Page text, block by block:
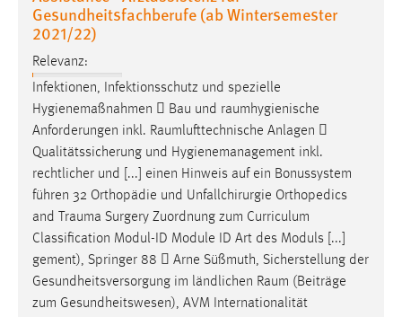
Gesundheitsfachberufe (ab Wintersemester
2021/22)
Relevanz:
Infektionen, Infektionsschutz und spezielle
Hygienemaßnahmen  Bau und raumhygienische
Anforderungen inkl. Raumlufttechnische Anlagen 
Qualitätssicherung und Hygienemanagement inkl.
rechtlicher und [...] einen Hinweis auf ein Bonussystem
führen 32 Orthopädie und Unfallchirurgie Orthopedics
and Trauma Surgery Zuordnung zum Curriculum
Classification Modul-ID Module ID Art des Moduls [...]
gement), Springer 88  Arne Süßmuth, Sicherstellung der
Gesundheitsversorgung im ländlichen Raum (Beiträge
zum Gesundheitswesen), AVM Internationalität